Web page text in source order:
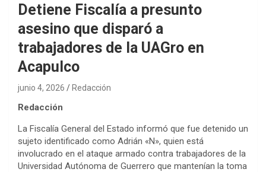
Detiene Fiscalía a presunto
asesino que disparó a
trabajadores de la UAGro en
Acapulco
junio 4, 2026 Redacción
Redacción
La Fiscalía General del Estado informó que fue detenido un
sujeto identificado como Adrián «N», quien está
involucrado en el ataque armado contra trabajadores de la
Universidad Autónoma de Guerrero que mantenían la toma